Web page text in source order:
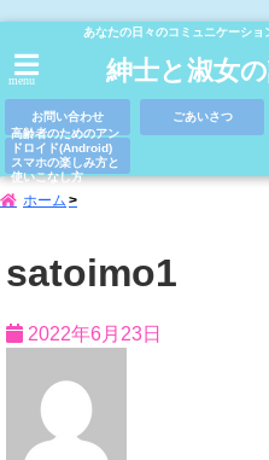
あなたの日々のコミュニケーシ
menu 紳士と淑女
お問い合わせ ごあいさつ
高齢者のためのアン
ドロイド(Android)
スマホの楽しみ方と
使いこなし方
ホーム
satoimo1
2022年6月23日